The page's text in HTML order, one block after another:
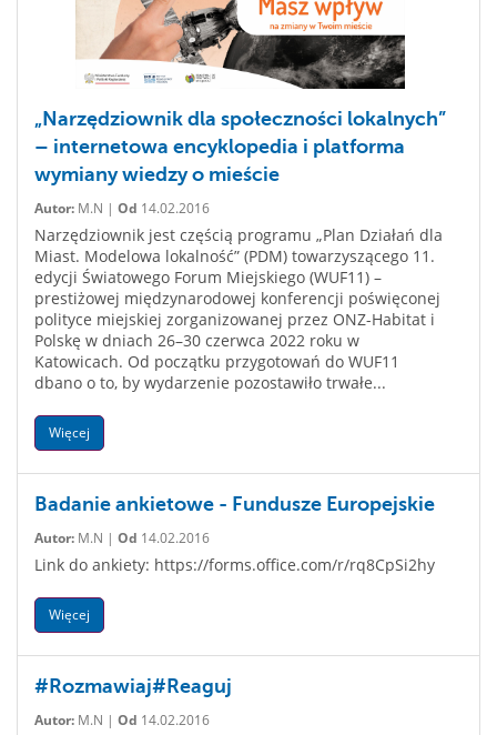
„Narzędziownik dla społeczności lokalnych”
– internetowa encyklopedia i platforma
wymiany wiedzy o mieście
Autor: M.N | Od 14.02.2016
Narzędziownik jest częścią programu „Plan Działań dla
Miast. Modelowa lokalność” (PDM) towarzyszącego 11.
edycji Światowego Forum Miejskiego (WUF11) –
prestiżowej międzynarodowej konferencji poświęconej
polityce miejskiej zorganizowanej przez ONZ-Habitat i
Polskę w dniach 26–30 czerwca 2022 roku w
Katowicach. Od początku przygotowań do WUF11
dbano o to, by wydarzenie pozostawiło trwałe...
Więcej
Badanie ankietowe - Fundusze Europejskie
Autor: M.N | Od 14.02.2016
Link do ankiety: https://forms.office.com/r/rq8CpSi2hy
Więcej
#Rozmawiaj#Reaguj
Autor: M.N | Od 14.02.2016